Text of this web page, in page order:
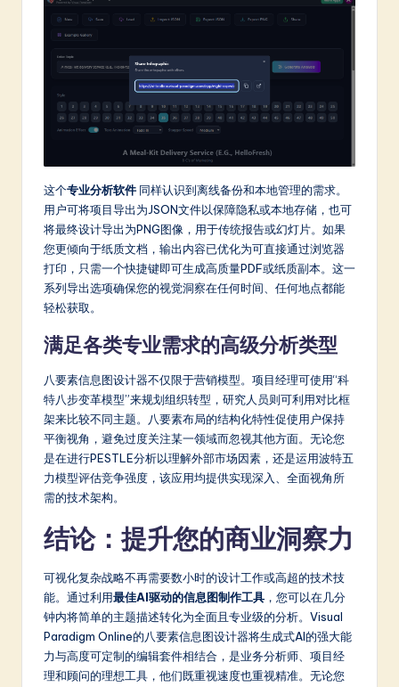
这个专业分析软件 同样认识到离线备份和本地管理的需求。
用户可将项目导出为JSON文件以保障隐私或本地存储，也可
将最终设计导出为PNG图像，用于传统报告或幻灯片。如果
您更倾向于纸质文档，输出内容已优化为可直接通过浏览器
打印，只需一个快捷键即可生成高质量PDF或纸质副本。这一
系列导出选项确保您的视觉洞察在任何时间、任何地点都能
轻松获取。
满足各类专业需求的高级分析类型
八要素信息图设计器不仅限于营销模型。项目经理可使用“科
特八步变革模型”来规划组织转型，研究人员则可利用对比框
架来比较不同主题。八要素布局的结构化特性促使用户保持
平衡视角，避免过度关注某一领域而忽视其他方面。无论您
是在进行PESTLE分析以理解外部市场因素，还是运用波特五
力模型评估竞争强度，该应用均提供实现深入、全面视角所
需的技术架构。
结论：提升您的商业洞察力
可视化复杂战略不再需要数小时的设计工作或高超的技术技
能。通过利用最佳AI驱动的信息图制作工具 ，您可以在几分
钟内将简单的主题描述转化为全面且专业级的分析。Visual
Paradigm Online的八要素信息图设计器将生成式AI的强大能
力与高度可定制的编辑套件相结合，是业务分析师、项目经
理和顾问的理想工具，他们既重视速度也重视精准。无论您